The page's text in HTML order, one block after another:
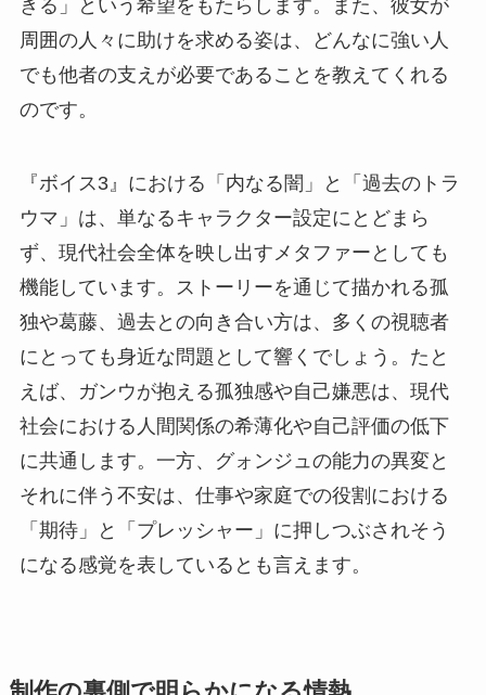
きる」という希望をもたらします。また、彼女が
周囲の人々に助けを求める姿は、どんなに強い人
でも他者の支えが必要であることを教えてくれる
のです。
『ボイス3』における「内なる闇」と「過去のトラ
ウマ」は、単なるキャラクター設定にとどまら
ず、現代社会全体を映し出すメタファーとしても
機能しています。ストーリーを通じて描かれる孤
独や葛藤、過去との向き合い方は、多くの視聴者
にとっても身近な問題として響くでしょう。たと
えば、ガンウが抱える孤独感や自己嫌悪は、現代
社会における人間関係の希薄化や自己評価の低下
に共通します。一方、グォンジュの能力の異変と
それに伴う不安は、仕事や家庭での役割における
「期待」と「プレッシャー」に押しつぶされそう
になる感覚を表しているとも言えます。